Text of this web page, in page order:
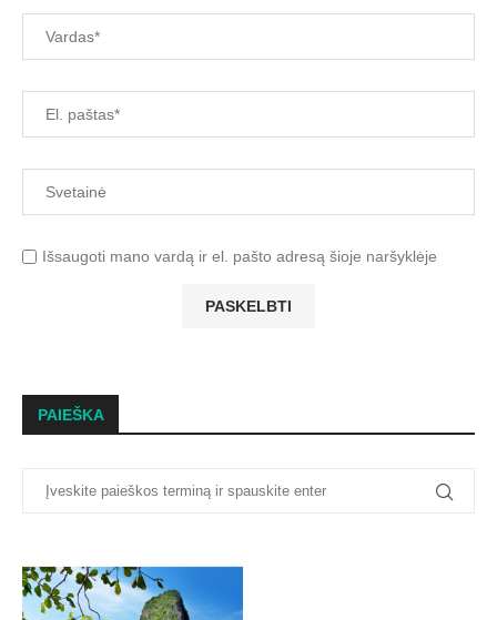
Išsaugoti mano vardą ir el. pašto adresą šioje naršyklėje
PAIEŠKA